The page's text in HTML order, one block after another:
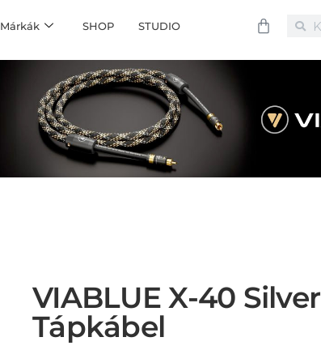
Márkák SHOP STUDIO
VIABLUE X-40 Silver
Tápkábel